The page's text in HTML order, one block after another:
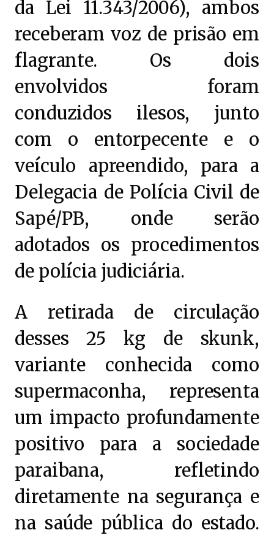
da Lei 11.343/2006), ambos
receberam voz de prisão em
flagrante. Os dois
envolvidos foram
conduzidos ilesos, junto
com o entorpecente e o
veículo apreendido, para a
Delegacia de Polícia Civil de
Sapé/PB, onde serão
adotados os procedimentos
de polícia judiciária.
A retirada de circulação
desses 25 kg de skunk,
variante conhecida como
supermaconha, representa
um impacto profundamente
positivo para a sociedade
paraibana, refletindo
diretamente na segurança e
na saúde pública do estado.